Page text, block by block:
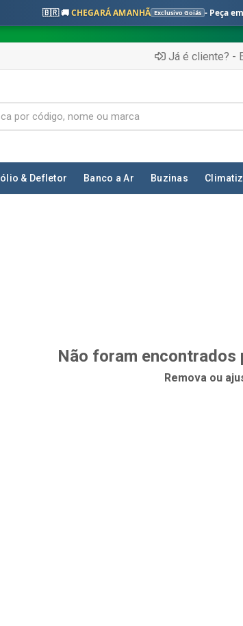
🇧🇷 🚚CHEGARÁ AMANHÃ Exclusivo Goiás - Peça
Já é cliente? -
& Defletor Banco a Ar Buzinas
Não foram
Remova ou